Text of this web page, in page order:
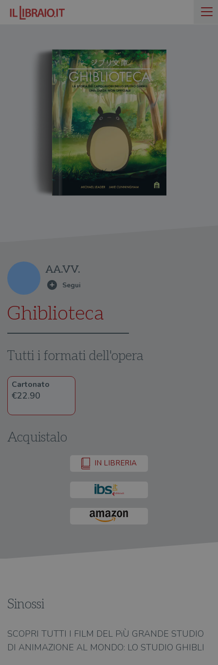
AA.VV.
Ghiblioteca
Tutti i formati dell'opera
Cartonato
€22.90
Acquistalo
IN LIBRERIA
Sinossi
SCOPRI TUTTI I FILM DEL PiÙ GRANDE STUDIO
DI ANIMAZIONE AL MONDO: LO STUDIO GHIBLI